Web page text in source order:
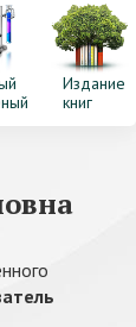
Издание
книг